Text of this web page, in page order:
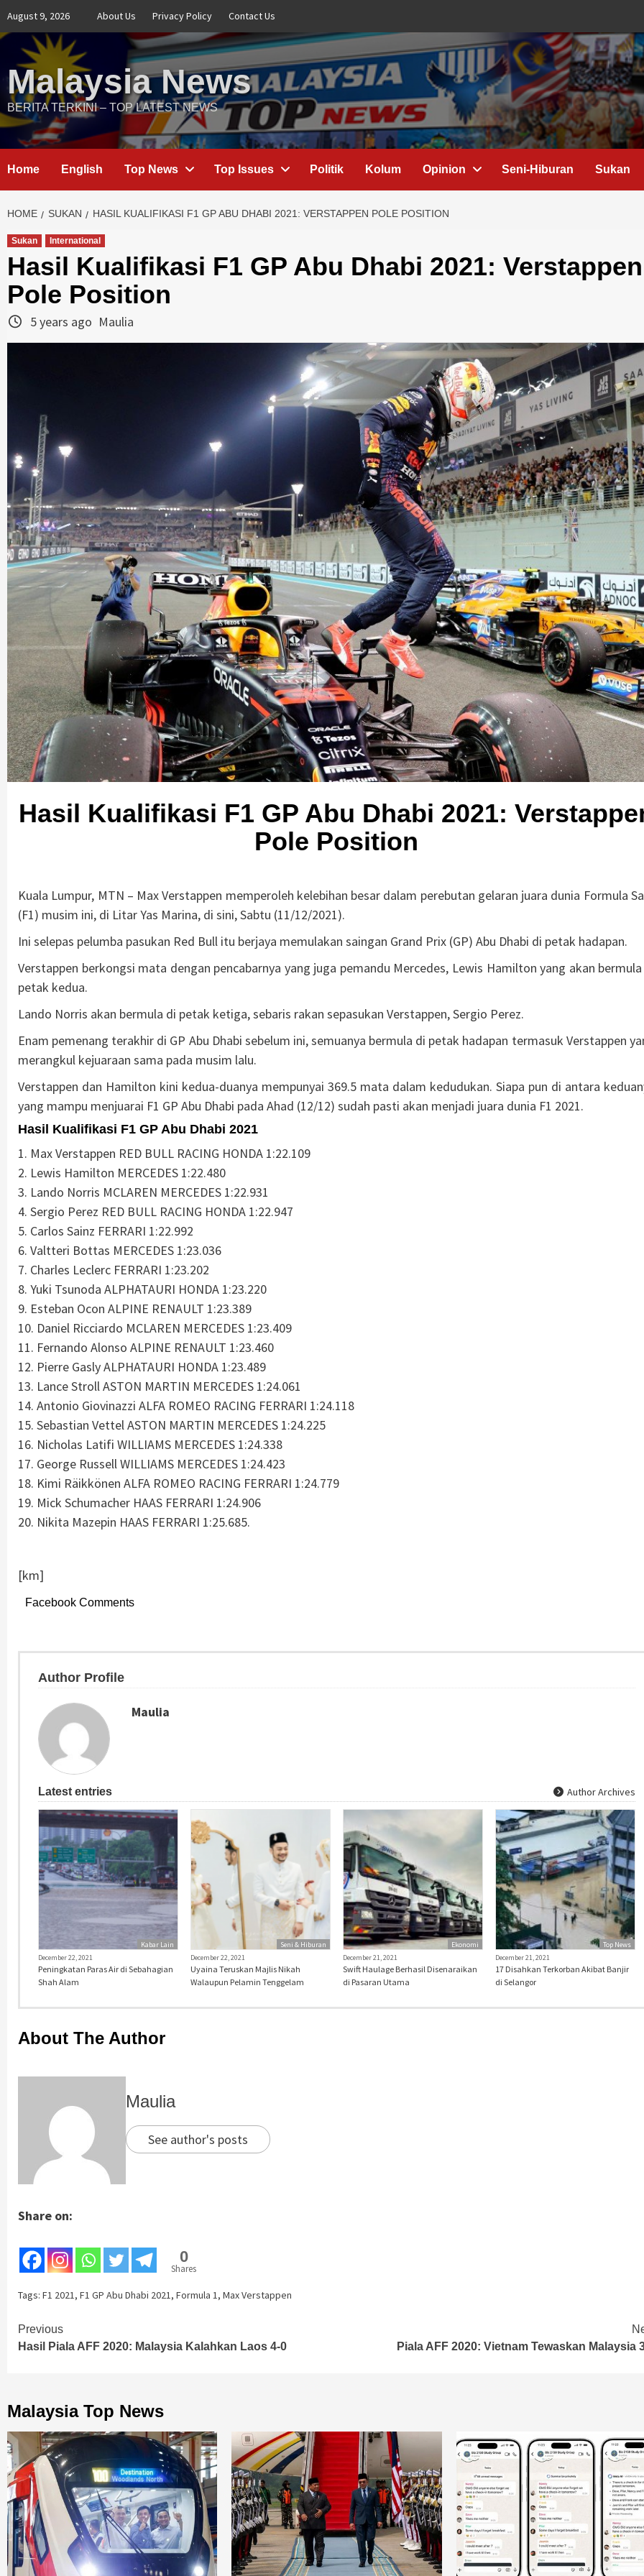
content
August 9, 2026 About Us Privacy Policy Contact Us
Malaysia News
BERITA TERKINI – TOP LATEST NEWS
Home English Top News Top Issues Politik Kolum Opinion Seni-Hiburan Sukan
HOME SUKAN HASIL KUALIFIKASI F1 GP ABU DHABI 2021: VERSTAPPEN POLE POSITION
Sukan International
Hasil Kualifikasi F1 GP Abu Dhabi 2021: Verstappen
Pole Position
5 years ago Maulia
Hasil Kualifikasi F1 GP Abu Dhabi 2021:
Pole Position
Kuala Lumpur, MTN – Max Verstappen memperoleh kelebihan besar dalam perebutan gelaran juara dunia Formula
(F1) musim ini, di Litar Yas Marina, di sini, Sabtu (11/12/2021).
Ini selepas pelumba pasukan Red Bull itu berjaya memulakan saingan Grand Prix (GP) Abu Dhabi di petak hadapan.
Verstappen berkongsi mata dengan pencabarnya yang juga pemandu Mercedes, Lewis Hamilton yang akan
petak kedua.
Lando Norris akan bermula di petak ketiga, sebaris rakan sepasukan Verstappen, Sergio Perez.
Enam pemenang terakhir di GP Abu Dhabi sebelum ini, semuanya bermula di petak hadapan termasuk Verstappen
merangkul kejuaraan sama pada musim lalu.
Verstappen dan Hamilton kini kedua-duanya mempunyai 369.5 mata dalam kedudukan. Siapa pun di antara
yang mampu menjuarai F1 GP Abu Dhabi pada Ahad (12/12) sudah pasti akan menjadi juara dunia F1 2021.
Hasil Kualifikasi F1 GP Abu Dhabi 2021
1. Max Verstappen RED BULL RACING HONDA 1:22.109
2. Lewis Hamilton MERCEDES 1:22.480
3. Lando Norris MCLAREN MERCEDES 1:22.931
4. Sergio Perez RED BULL RACING HONDA 1:22.947
5. Carlos Sainz FERRARI 1:22.992
6. Valtteri Bottas MERCEDES 1:23.036
7. Charles Leclerc FERRARI 1:23.202
8. Yuki Tsunoda ALPHATAURI HONDA 1:23.220
9. Esteban Ocon ALPINE RENAULT 1:23.389
10. Daniel Ricciardo MCLAREN MERCEDES 1:23.409
11. Fernando Alonso ALPINE RENAULT 1:23.460
12. Pierre Gasly ALPHATAURI HONDA 1:23.489
13. Lance Stroll ASTON MARTIN MERCEDES 1:24.061
14. Antonio Giovinazzi ALFA ROMEO RACING FERRARI 1:24.118
15. Sebastian Vettel ASTON MARTIN MERCEDES 1:24.225
16. Nicholas Latifi WILLIAMS MERCEDES 1:24.338
17. George Russell WILLIAMS MERCEDES 1:24.423
18. Kimi Räikkönen ALFA ROMEO RACING FERRARI 1:24.779
19. Mick Schumacher HAAS FERRARI 1:24.906
20. Nikita Mazepin HAAS FERRARI 1:25.685.
[km]
Facebook Comments
Author Profile
Maulia
Latest entries Author Archives
Kabar Lain
December 22, 2021
Peningkatan Paras Air di Sebahagian
Shah Alam
Seni & Hiburan
December 22, 2021
Uyaina Teruskan Majlis Nikah
Walaupun Pelamin Tenggelam
Ekonomi
December 21, 2021
Swift Haulage Berhasil Disenaraikan
di Pasaran Utama
Top News
December 21, 2021
17 Disahkan Terkorban Akibat Banjir
di Selangor
About The Author
Maulia
See author's posts
Share on:
0
Shares
Tags: F1 2021 , F1 GP Abu Dhabi 2021 , Formula 1 , Max Verstappen
Continue
Reading
Previous
Hasil Piala AFF 2020: Malaysia Kalahkan Laos 4-0
Piala AFF 2020: Vietnam Tewaskan Malaysia
Malaysia Top News